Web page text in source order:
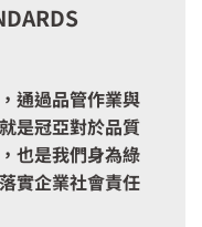
通過品管作業與
是冠亞對於品質
也是我們身為綠
實企業社會責任